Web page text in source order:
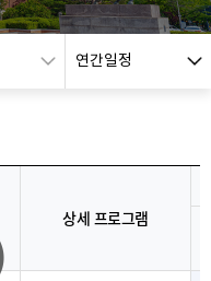
연간일정
상세 프로그램